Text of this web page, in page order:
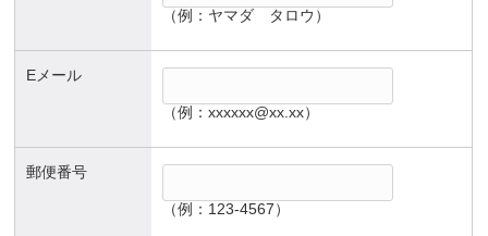
（例：ヤマダ タロウ）
Eメール
（例：xxxxxx@xx.xx）
郵便番号
（例：123-4567）